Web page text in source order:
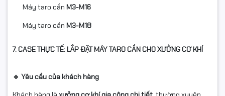
Máy taro cần M3-M16
Máy taro cần M3-M18
7. CASE THỰC TẾ: LẮP ĐẶT MÁY TARO CẦN CHO XƯỞNG CƠ KHÍ
🔹 Yêu cầu của khách hàng